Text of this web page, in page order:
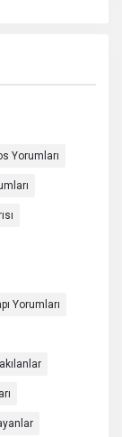
Yorumları
Yorumları